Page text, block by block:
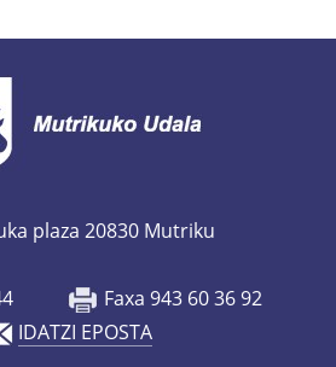
plaza 20830 Mutriku
44
Faxa 943 60 36 92
IDATZI EPOSTA